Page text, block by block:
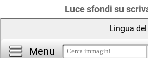
Luce sfondi su
Menu
Lingua